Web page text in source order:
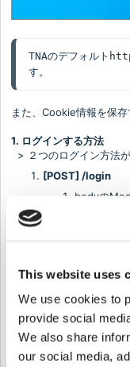
This website uses
We use cookies to
provide social
We also share
our social media,
TNAのデフォルト
す。
また、Cookie情報を保存
1. ログインする方法
> ２つのログイン方法
[POST] /login
bodyの
必須パラ
Try it outを